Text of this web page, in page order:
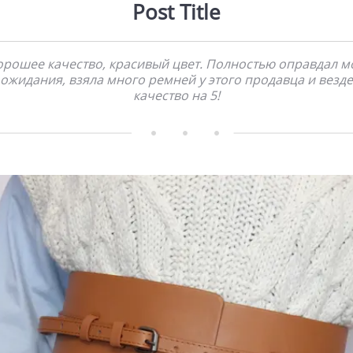
Post Title
качество, красивый цвет. Полностью оправдал
ожидания, взяла много ремней у этого продавца и везде
качество на 5!